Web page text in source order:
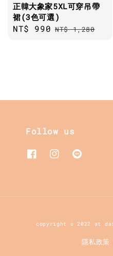
正韓大象家5XL可穿吊帶
裙(3色可選)
Sale
NT$ 990 Regular
NT$ 1,280
Follow us
copyright © 2022 at
隱私政策